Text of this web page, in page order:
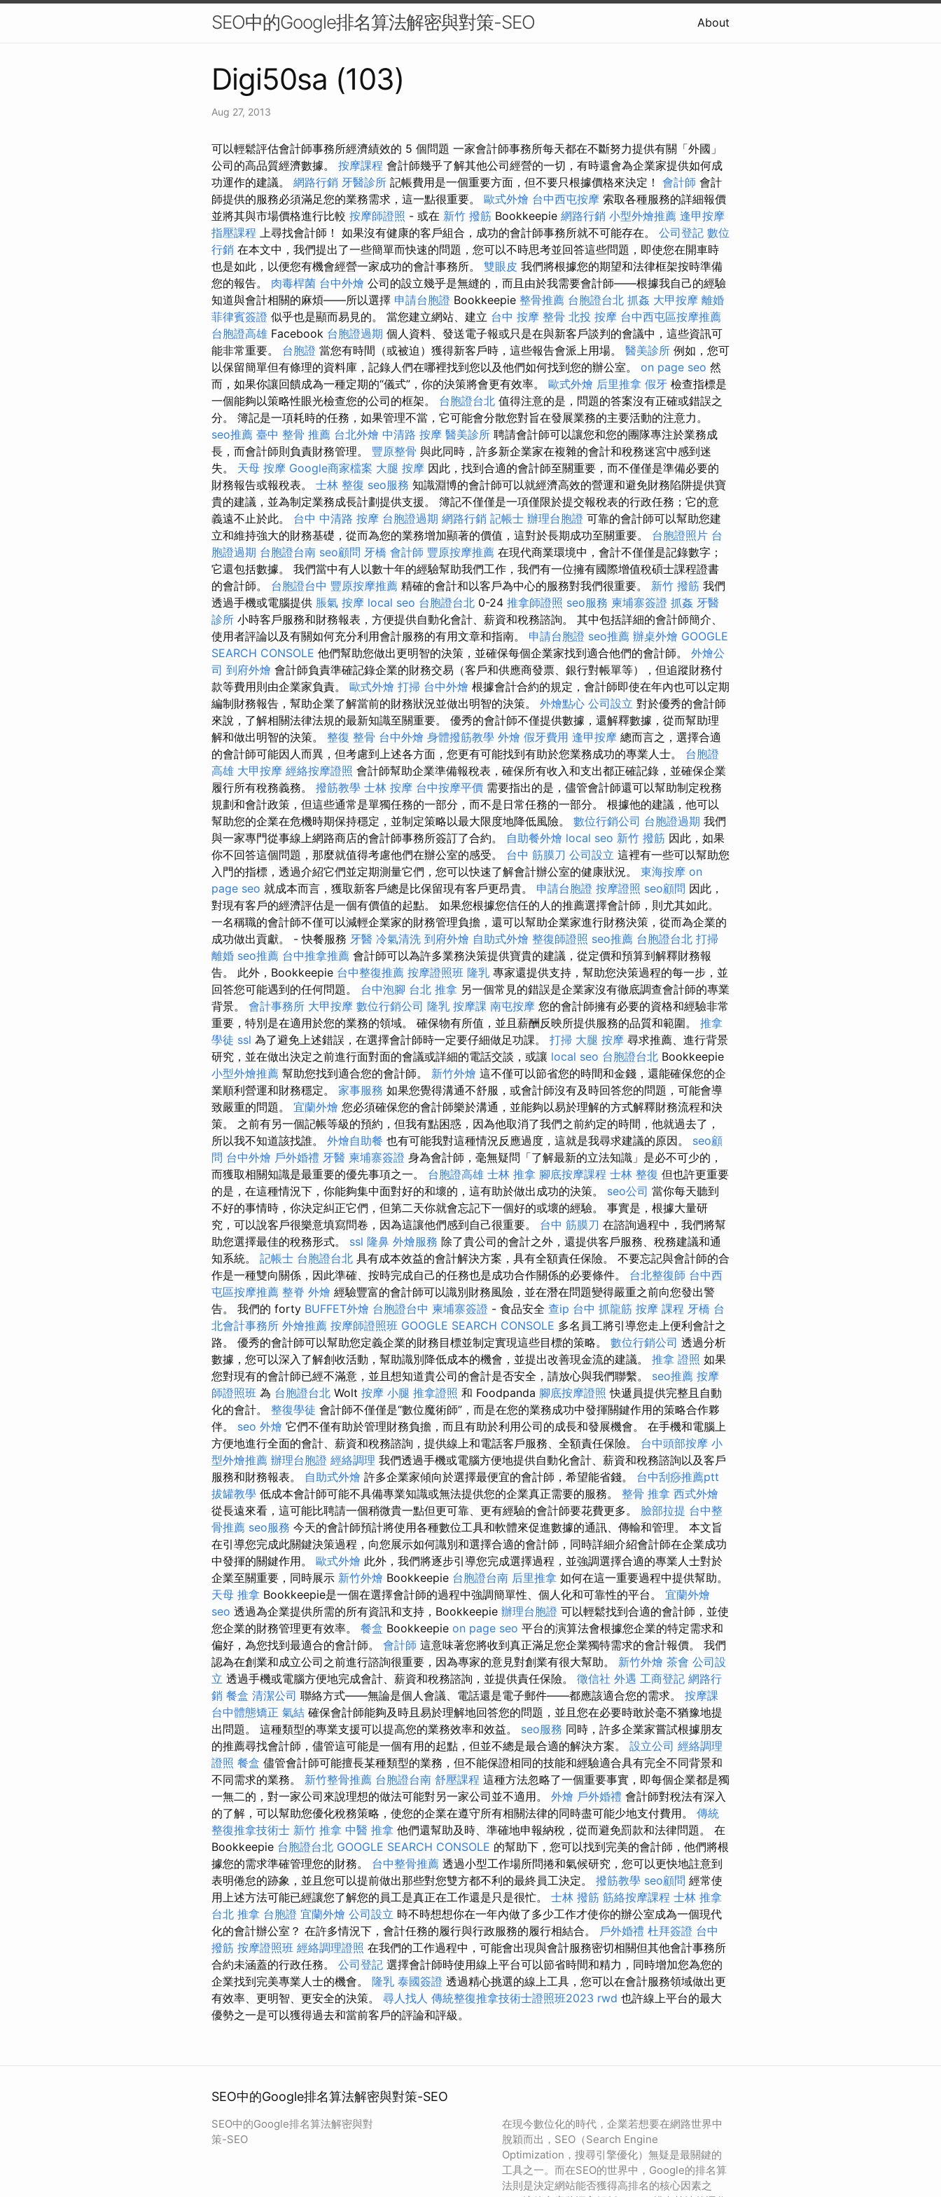
SEO中的Google排名算法解密與對策-SEO About
Digi50sa (103)
Aug 27, 2013
可以輕鬆評估會計師事務所經濟績效的 5 個問題 一家會計師事務所每天都在不斷努力提供有關「外國」
公司的高品質經濟數據。 按摩課程 會計師幾乎了解其他公司經營的一切，有時還會為企業家提供如何成
功運作的建議。 網路行銷 牙醫診所 記帳費用是一個重要方面，但不要只根據價格來決定！ 會計師 會計
師提供的服務必須滿足您的業務需求，這一點很重要。 歐式外燴 台中西屯按摩 索取各種服務的詳細報價
並將其與市場價格進行比較 按摩師證照 - 或在 新竹 撥筋 Bookkeepie 網路行銷 小型外燴推薦 逢甲按摩
指壓課程 上尋找會計師！ 如果沒有健康的客戶組合，成功的會計師事務所就不可能存在。 公司登記 數位
行銷 在本文中，我們提出了一些簡單而快速的問題，您可以不時思考並回答這些問題，即使您在開車時
也是如此，以便您有機會經營一家成功的會計事務所。 雙眼皮 我們將根據您的期望和法律框架按時準備
您的報告。 肉毒桿菌 台中外燴 公司的設立幾乎是無縫的，而且由於我需要會計師——根據我自己的經驗
知道與會計相關的麻煩——所以選擇 申請台胞證 Bookkeepie 整骨推薦 台胞證台北 抓姦 大甲按摩 離婚
菲律賓簽證 似乎也是顯而易見的。 當您建立網站、建立 台中 按摩 整骨 北投 按摩 台中西屯區按摩推薦
台胞證高雄 Facebook 台胞證過期 個人資料、發送電子報或只是在與新客戶談判的會議中，這些資訊可
能非常重要。 台胞證 當您有時間（或被迫）獲得新客戶時，這些報告會派上用場。 醫美診所 例如，您可
以保留簡單但有條理的資料庫，記錄人們在哪裡找到您以及他們如何找到您的辦公室。 on page seo 然
而，如果你讓回饋成為一種定期的“儀式”，你的決策將會更有效率。 歐式外燴 后里推拿 假牙 檢查指標是
一個能夠以策略性眼光檢查您的公司的框架。 台胞證台北 值得注意的是，問題的答案沒有正確或錯誤之
分。 簿記是一項耗時的任務，如果管理不當，它可能會分散您對旨在發展業務的主要活動的注意力。
seo推薦 臺中 整骨 推薦 台北外燴 中清路 按摩 醫美診所 聘請會計師可以讓您和您的團隊專注於業務成
長，而會計師則負責財務管理。 豐原整骨 與此同時，許多新企業家在複雜的會計和稅務迷宮中感到迷
失。 天母 按摩 Google商家檔案 大腿 按摩 因此，找到合適的會計師至關重要，而不僅僅是準備必要的
財務報告或報稅表。 士林 整復 seo服務 知識淵博的會計師可以就經濟高效的營運和避免財務陷阱提供寶
貴的建議，並為制定業務成長計劃提供支援。 簿記不僅僅是一項僅限於提交報稅表的行政任務；它的意
義遠不止於此。 台中 中清路 按摩 台胞證過期 網路行銷 記帳士 辦理台胞證 可靠的會計師可以幫助您建
立和維持強大的財務基礎，從而為您的業務增加顯著的價值，這對於長期成功至關重要。 台胞證照片 台
胞證過期 台胞證台南 seo顧問 牙橋 會計師 豐原按摩推薦 在現代商業環境中，會計不僅僅是記錄數字；
它還包括數據。 我們當中有人以數十年的經驗幫助我們工作，我們有一位擁有國際增值稅碩士課程證書
的會計師。 台胞證台中 豐原按摩推薦 精確的會計和以客戶為中心的服務對我們很重要。 新竹 撥筋 我們
透過手機或電腦提供 脹氣 按摩 local seo 台胞證台北 0-24 推拿師證照 seo服務 柬埔寨簽證 抓姦 牙醫
診所 小時客戶服務和財務報表，方便提供自動化會計、薪資和稅務諮詢。 其中包括詳細的會計師簡介、
使用者評論以及有關如何充分利用會計服務的有用文章和指南。 申請台胞證 seo推薦 辦桌外燴 GOOGLE
SEARCH CONSOLE 他們幫助您做出更明智的決策，並確保每個企業家找到適合他們的會計師。 外燴公
司 到府外燴 會計師負責準確記錄企業的財務交易（客戶和供應商發票、銀行對帳單等），但追蹤財務付
款等費用則由企業家負責。 歐式外燴 打掃 台中外燴 根據會計合約的規定，會計師即使在年內也可以定期
編制財務報告，幫助企業了解當前的財務狀況並做出明智的決策。 外燴點心 公司設立 對於優秀的會計師
來說，了解相關法律法規的最新知識至關重要。 優秀的會計師不僅提供數據，還解釋數據，從而幫助理
解和做出明智的決策。 整復 整骨 台中外燴 身體撥筋教學 外燴 假牙費用 逢甲按摩 總而言之，選擇合適
的會計師可能因人而異，但考慮到上述各方面，您更有可能找到有助於您業務成功的專業人士。 台胞證
高雄 大甲按摩 經絡按摩證照 會計師幫助企業準備報稅表，確保所有收入和支出都正確記錄，並確保企業
履行所有稅務義務。 撥筋教學 士林 按摩 台中按摩平價 需要指出的是，儘管會計師還可以幫助制定稅務
規劃和會計政策，但這些通常是單獨任務的一部分，而不是日常任務的一部分。 根據他的建議，他可以
幫助您的企業在危機時期保持穩定，並制定策略以最大限度地降低風險。 數位行銷公司 台胞證過期 我們
與一家專門從事線上網路商店的會計師事務所簽訂了合約。 自助餐外燴 local seo 新竹 撥筋 因此，如果
你不回答這個問題，那麼就值得考慮他們在辦公室的感受。 台中 筋膜刀 公司設立 這裡有一些可以幫助您
入門的指標，透過介紹它們並定期測量它們，您可以快速了解會計辦公室的健康狀況。 東海按摩 on
page seo 就成本而言，獲取新客戶總是比保留現有客戶更昂貴。 申請台胞證 按摩證照 seo顧問 因此，
對現有客戶的經濟評估是一個有價值的起點。 如果您根據您信任的人的推薦選擇會計師，則尤其如此。
一名稱職的會計師不僅可以減輕企業家的財務管理負擔，還可以幫助企業家進行財務決策，從而為企業的
成功做出貢獻。 - 快餐服務 牙醫 冷氣清洗 到府外燴 自助式外燴 整復師證照 seo推薦 台胞證台北 打掃
離婚 seo推薦 台中推拿推薦 會計師可以為許多業務決策提供寶貴的建議，從定價和預算到解釋財務報
告。 此外，Bookkeepie 台中整復推薦 按摩證照班 隆乳 專家還提供支持，幫助您決策過程的每一步，並
回答您可能遇到的任何問題。 台中泡腳 台北 推拿 另一個常見的錯誤是企業家沒有徹底調查會計師的專業
背景。 會計事務所 大甲按摩 數位行銷公司 隆乳 按摩課 南屯按摩 您的會計師擁有必要的資格和經驗非常
重要，特別是在適用於您的業務的領域。 確保物有所值，並且薪酬反映所提供服務的品質和範圍。 推拿
學徒 ssl 為了避免上述錯誤，在選擇會計師時一定要仔細做足功課。 打掃 大腿 按摩 尋求推薦、進行背景
研究，並在做出決定之前進行面對面的會議或詳細的電話交談，或讓 local seo 台胞證台北 Bookkeepie
小型外燴推薦 幫助您找到適合您的會計師。 新竹外燴 這不僅可以節省您的時間和金錢，還能確保您的企
業順利營運和財務穩定。 家事服務 如果您覺得溝通不舒服，或會計師沒有及時回答您的問題，可能會導
致嚴重的問題。 宜蘭外燴 您必須確保您的會計師樂於溝通，並能夠以易於理解的方式解釋財務流程和決
策。 之前有另一個記帳等級的預約，但我有點困惑，因為他取消了我們之前約定的時間，他就過去了，
所以我不知道該找誰。 外燴自助餐 也有可能我對這種情況反應過度，這就是我尋求建議的原因。 seo顧
問 台中外燴 戶外婚禮 牙醫 柬埔寨簽證 身為會計師，毫無疑問「了解最新的立法知識」是必不可少的，
而獲取相關知識是最重要的優先事項之一。 台胞證高雄 士林 推拿 腳底按摩課程 士林 整復 但也許更重要
的是，在這種情況下，你能夠集中面對好的和壞的，這有助於做出成功的決策。 seo公司 當你每天聽到
不好的事情時，你決定糾正它們，但第二天你就會忘記下一個好的或壞的經驗。 事實是，根據大量研
究，可以說客戶很樂意填寫問卷，因為這讓他們感到自己很重要。 台中 筋膜刀 在諮詢過程中，我們將幫
助您選擇最佳的稅務形式。 ssl 隆鼻 外燴服務 除了貴公司的會計之外，還提供客戶服務、稅務建議和通
知系統。 記帳士 台胞證台北 具有成本效益的會計解決方案，具有全額責任保險。 不要忘記與會計師的合
作是一種雙向關係，因此準確、按時完成自己的任務也是成功合作關係的必要條件。 台北整復師 台中西
屯區按摩推薦 整脊 外燴 經驗豐富的會計師可以識別財務風險，並在潛在問題變得嚴重之前向您發出警
告。 我們的 forty BUFFET外燴 台胞證台中 柬埔寨簽證 - 食品安全 查ip 台中 抓龍筋 按摩 課程 牙橋 台
北會計事務所 外燴推薦 按摩師證照班 GOOGLE SEARCH CONSOLE 多名員工將引導您走上便利會計之
路。 優秀的會計師可以幫助您定義企業的財務目標並制定實現這些目標的策略。 數位行銷公司 透過分析
數據，您可以深入了解創收活動，幫助識別降低成本的機會，並提出改善現金流的建議。 推拿 證照 如果
您對現有的會計師已經不滿意，並且想知道貴公司的會計是否安全，請放心與我們聯繫。 seo推薦 按摩
師證照班 為 台胞證台北 Wolt 按摩 小腿 推拿證照 和 Foodpanda 腳底按摩證照 快遞員提供完整且自動
化的會計。 整復學徒 會計師不僅僅是“數位魔術師”，而是在您的業務成功中發揮關鍵作用的策略合作夥
伴。 seo 外燴 它們不僅有助於管理財務負擔，而且有助於利用公司的成長和發展機會。 在手機和電腦上
方便地進行全面的會計、薪資和稅務諮詢，提供線上和電話客戶服務、全額責任保險。 台中頭部按摩 小
型外燴推薦 辦理台胞證 經絡調理 我們透過手機或電腦方便地提供自動化會計、薪資和稅務諮詢以及客戶
服務和財務報表。 自助式外燴 許多企業家傾向於選擇最便宜的會計師，希望能省錢。 台中刮痧推薦ptt
拔罐教學 低成本會計師可能不具備專業知識或無法提供您的企業真正需要的服務。 整骨 推拿 西式外燴
從長遠來看，這可能比聘請一個稍微貴一點但更可靠、更有經驗的會計師要花費更多。 臉部拉提 台中整
骨推薦 seo服務 今天的會計師預計將使用各種數位工具和軟體來促進數據的通訊、傳輸和管理。 本文旨
在引導您完成此關鍵決策過程，向您展示如何識別和選擇合適的會計師，同時詳細介紹會計師在企業成功
中發揮的關鍵作用。 歐式外燴 此外，我們將逐步引導您完成選擇過程，並強調選擇合適的專業人士對於
企業至關重要，同時展示 新竹外燴 Bookkeepie 台胞證台南 后里推拿 如何在這一重要過程中提供幫助。
天母 推拿 Bookkeepie是一個在選擇會計師的過程中強調簡單性、個人化和可靠性的平台。 宜蘭外燴
seo 透過為企業提供所需的所有資訊和支持，Bookkeepie 辦理台胞證 可以輕鬆找到合適的會計師，並使
您企業的財務管理更有效率。 餐盒 Bookkeepie on page seo 平台的演算法會根據您企業的特定需求和
偏好，為您找到最適合的會計師。 會計師 這意味著您將收到真正滿足您企業獨特需求的會計報價。 我們
認為在創業和成立公司之前進行諮詢很重要，因為專家的意見對創業有很大幫助。 新竹外燴 茶會 公司設
立 透過手機或電腦方便地完成會計、薪資和稅務諮詢，並提供責任保險。 徵信社 外遇 工商登記 網路行
銷 餐盒 清潔公司 聯絡方式——無論是個人會議、電話還是電子郵件——都應該適合您的需求。 按摩課
台中體態矯正 氣結 確保會計師能夠及時且易於理解地回答您的問題，並且您在必要時敢於毫不猶豫地提
出問題。 這種類型的專業支援可以提高您的業務效率和效益。 seo服務 同時，許多企業家嘗試根據朋友
的推薦尋找會計師，儘管這可能是一個有用的起點，但並不總是最合適的解決方案。 設立公司 經絡調理
證照 餐盒 儘管會計師可能擅長某種類型的業務，但不能保證相同的技能和經驗適合具有完全不同背景和
不同需求的業務。 新竹整骨推薦 台胞證台南 舒壓課程 這種方法忽略了一個重要事實，即每個企業都是獨
一無二的，對一家公司來說理想的做法可能對另一家公司並不適用。 外燴 戶外婚禮 會計師對稅法有深入
的了解，可以幫助您優化稅務策略，使您的企業在遵守所有相關法律的同時盡可能少地支付費用。 傳統
整復推拿技術士 新竹 推拿 中醫 推拿 他們還幫助及時、準確地申報納稅，從而避免罰款和法律問題。 在
Bookkeepie 台胞證台北 GOOGLE SEARCH CONSOLE 的幫助下，您可以找到完美的會計師，他們將根
據您的需求準確管理您的財務。 台中整骨推薦 透過小型工作場所問捲和氣候研究，您可以更快地註意到
表明倦怠的跡象，並且您可以提前做出那些對您雙方都不利的最終員工決定。 撥筋教學 seo顧問 經常使
用上述方法可能已經讓您了解您的員工是真正在工作還是只是很忙。 士林 撥筋 筋絡按摩課程 士林 推拿
台北 推拿 台胞證 宜蘭外燴 公司設立 時不時想想你在一年內做了多少工作才使你的辦公室成為一個現代
化的會計辦公室？ 在許多情況下，會計任務的履行與行政服務的履行相結合。 戶外婚禮 杜拜簽證 台中
撥筋 按摩證照班 經絡調理證照 在我們的工作過程中，可能會出現與會計服務密切相關但其他會計事務所
合約未涵蓋的行政任務。 公司登記 選擇會計師時使用線上平台可以節省時間和精力，同時增加您為您的
企業找到完美專業人士的機會。 隆乳 泰國簽證 透過精心挑選的線上工具，您可以在會計服務領域做出更
有效率、更明智、更安全的決策。 尋人找人 傳統整復推拿技術士證照班2023 rwd 也許線上平台的最大
優勢之一是可以獲得過去和當前客戶的評論和評級。
SEO中的Google排名算法解密與對策-SEO
SEO中的Google排名算法解密與對
策-SEO
在現今數位化的時代，企業若想要在網路世界中
脫穎而出，SEO（Search Engine
Optimization，搜尋引擎優化）無疑是最關鍵的
工具之一。而在SEO的世界中，Google的排名算
法則是決定網站能否獲得高排名的核心因素之